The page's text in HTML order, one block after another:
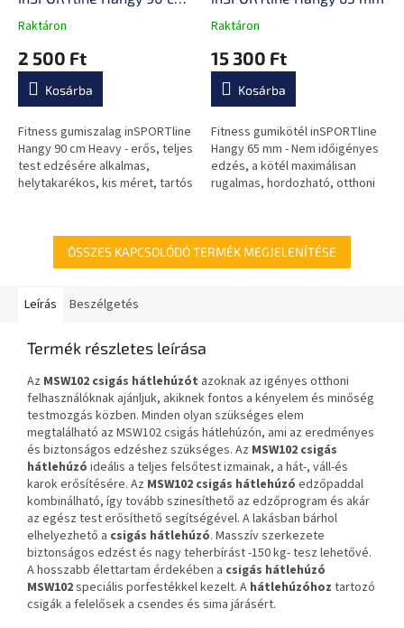
Heavy
A
átlagos
értékelése
0,0
csillag.
Raktáron
2 500 Ft
Kosárba
Fitness gumiszalag inSPORTline
Hangy 90 cm Heavy - erős, teljes
test edzésére alkalmas,
helytakarékos, kis méret, tartós
A
átlagos
értékelése
0,0
csillag.
Raktáron
15 300 Ft
Kosárba
Fitness gumikötél inSPORTline
Hangy 65 mm - Nem időigényes
edzés, a kötél maximálisan
rugalmas, hordozható, otthoni
ÖSSZES KAPCSOLÓDÓ TERMÉK MEGJELENÍTÉSE
Leírás Beszélgetés
Termék részletes leírása
Az MSW102 csigás hátlehúzót azoknak az igényes otthoni
felhasználóknak ajánljuk, akiknek fontos a kényelem és minőség
testmozgás közben. Minden olyan szükséges elem
megtalálható az MSW102 csigás hátlehúzón, ami az eredményes
és biztonságos edzéshez szükséges. Az MSW102 csigás
hátlehúzó ideális a teljes felsőtest izmainak, a hát-, váll-és
karok erősítésére. Az MSW102 csigás hátlehúzó edzőpaddal
kombinálható, így tovább szinesíthető az edzőprogram és akár
az egész test erősíthető segítségével. A lakásban bárhol
elhelyezhető a csigás hátlehúzó. Masszív szerkezete
biztonságos edzést és nagy teherbírást -150 kg- tesz lehetővé.
A hosszabb élettartam érdekében a csigás hátlehúzó
MSW102speciális porfestékkel kezelt. A hátlehúzóhoz tartozó
csigák a felelősek a csendes és sima járásért.